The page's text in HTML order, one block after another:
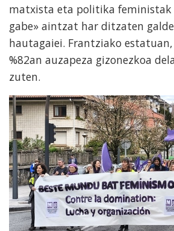
matxista eta politika
gabe» aintzat har ditzaten
hautagaiei. Frantziako
%82an auzapeza gizonezkoa
zuten.